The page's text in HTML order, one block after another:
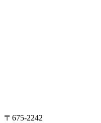
〒675-2242